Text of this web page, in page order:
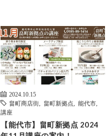
2024.10.15
畠町商店街
畠町新拠点 能代市
講座
【能代市】畠町新拠点 2024